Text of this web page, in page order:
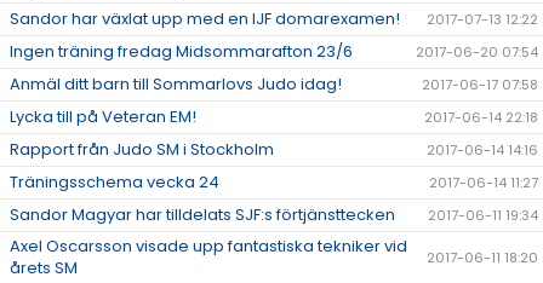
Sandor har växlat upp med en IJF domarexamen! 2017-07-13 12:22
Ingen träning fredag Midsommarafton 23/6 2017-06-20 07:54
Anmäl ditt barn till Sommarlovs Judo idag! 2017-06-17 07:58
Lycka till på Veteran EM! 2017-06-14 22:18
Rapport från Judo SM i Stockholm 2017-06-14 14:16
Träningsschema vecka 24 2017-06-14 11:27
Sandor Magyar har tilldelats SJF:s förtjänsttecken 2017-06-11 19:34
Axel Oscarsson visade upp fantastiska tekniker vid
årets SM
2017-06-11 18:20